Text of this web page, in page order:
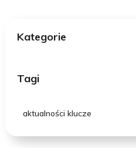
Kategorie
Tagi
aktualności klucze